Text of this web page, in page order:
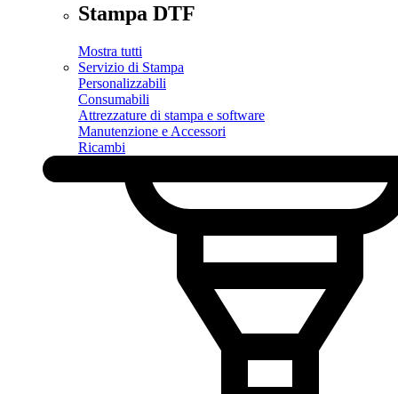
Stampa DTF
Mostra tutti
Servizio di Stampa
Personalizzabili
Consumabili
Attrezzature di stampa e software
Manutenzione e Accessori
Ricambi